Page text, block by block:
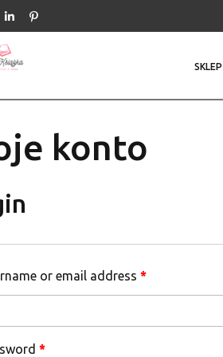
SKLEP
konto
or email address *
*